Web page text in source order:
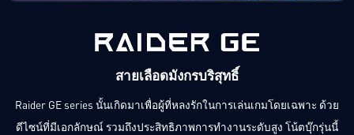
สายเลือดมังกรบริสุทธิ์
Raider GE series นั้นเกิดมาเพื่อผู้ที่หลงรักในการเล่นเกมโดยเฉพาะ ด้วย
ดีไซน์ที่มีเอกลักษณ์ รวมถึงประสิทธิภาพการทำงานระดับสูง โน้ตบุ๊กรุ่นนี้